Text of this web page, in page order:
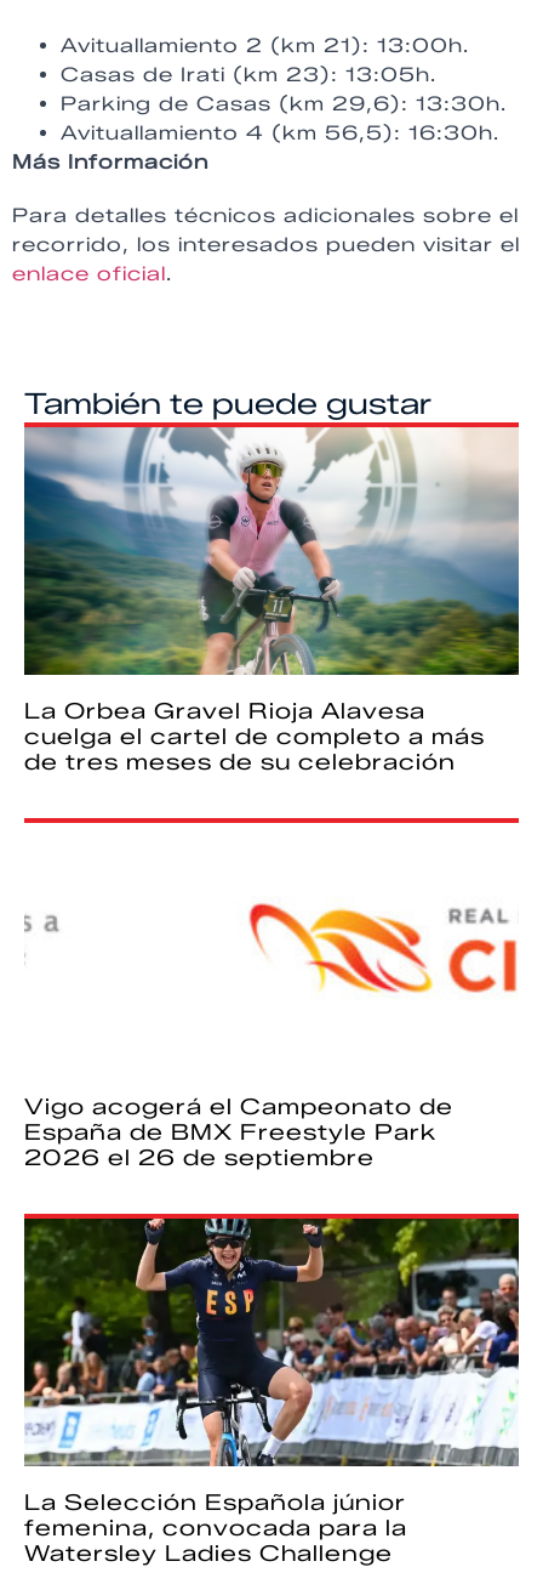
Avituallamiento 2 (km 21): 13:00h.
Casas de Irati (km 23): 13:05h.
Parking de Casas (km 29,6): 13:30h.
Avituallamiento 4 (km 56,5): 16:30h.
Más Información
Para detalles técnicos adicionales sobre el
recorrido, los interesados pueden visitar el
enlace oficial.
También te puede gustar
La Orbea Gravel Rioja Alavesa
cuelga el cartel de completo a más
de tres meses de su celebración
Vigo acogerá el Campeonato de
España de BMX Freestyle Park
2026 el 26 de septiembre
La Selección Española júnior
femenina, convocada para la
Watersley Ladies Challenge